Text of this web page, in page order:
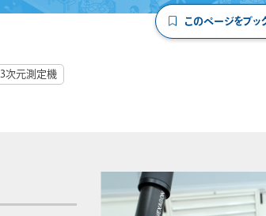
このページをブッ
3次元測定機